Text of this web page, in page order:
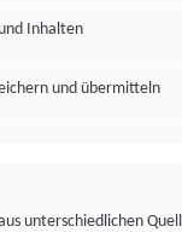
und
ähnliche Online-
generierte
zusammen mit
unterstützte
oder von dort
wenn es
für einen oder
Inhalten
und übermitteln
unterschiedlichen